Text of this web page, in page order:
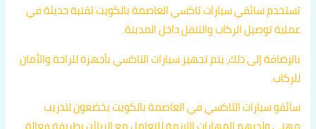
تستخدم سائقي سيارات تاكسي العاصمة بالكويت تقنية حديثة في
عملية توصيل الركاب والتنقل داخل المدينة.
بالإضافة إلى ذلك، يتم تجهيز سيارات التاكسي بأجهزة للراحة والأمان
للركاب.
سائقو سيارات التاكسي في العاصمة بالكويت يخضعون لتدريب